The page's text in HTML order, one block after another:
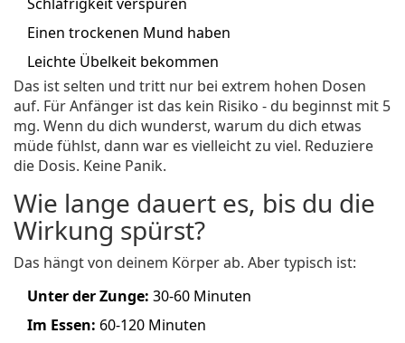
Einen trockenen Mund haben
Leichte Übelkeit bekommen
Das ist selten und tritt nur bei extrem hohen Dosen
auf. Für Anfänger ist das kein Risiko - du beginnst mit 5
mg. Wenn du dich wunderst, warum du dich etwas
müde fühlst, dann war es vielleicht zu viel. Reduziere
die Dosis. Keine Panik.
Wie lange dauert es, bis du die
Wirkung spürst?
Das hängt von deinem Körper ab. Aber typisch ist:
Unter der Zunge: 30-60 Minuten
Im Essen: 60-120 Minuten